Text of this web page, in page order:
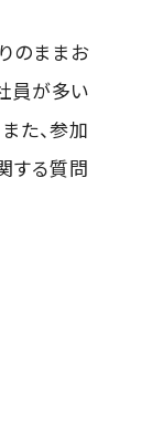
のままお
員が多い
た、参加
する質問